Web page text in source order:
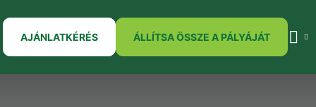
AJÁNLATKÉRÉS ÁLLÍTSA ÖSSZE A PÁLYÁJÁT